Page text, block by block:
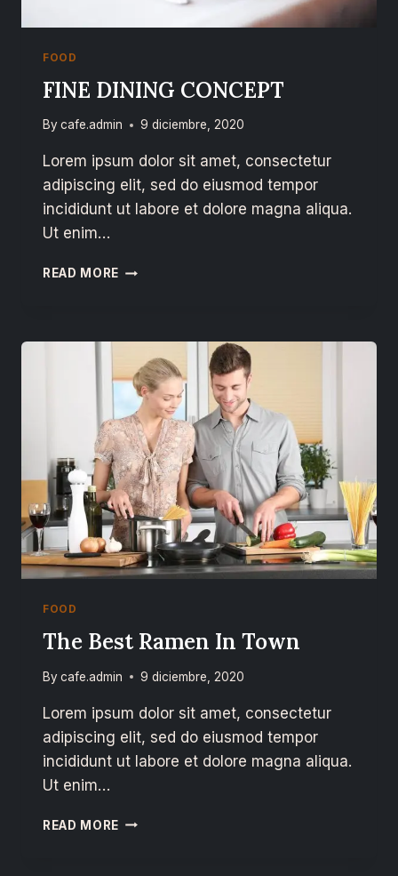
FOOD
FINE DINING CONCEPT
By cafe.admin 9 diciembre, 2020
Lorem ipsum dolor sit amet, consectetur
adipiscing elit, sed do eiusmod tempor
incididunt ut labore et dolore magna aliqua.
Ut enim…
READ MORE
FOOD
The Best Ramen In Town
By cafe.admin 9 diciembre, 2020
Lorem ipsum dolor sit amet, consectetur
adipiscing elit, sed do eiusmod tempor
incididunt ut labore et dolore magna aliqua.
Ut enim…
READ MORE